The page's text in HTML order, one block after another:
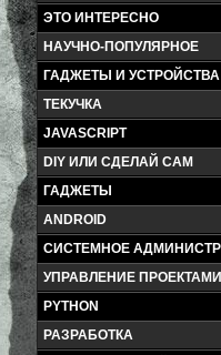
ЭТО ИНТЕРЕСНО
НАУЧНО-ПОПУЛЯРНОЕ
ГАДЖЕТЫ И
ТЕКУЧКА
JAVASCRIPT
DIY ИЛИ СДЕЛАЙ САМ
ГАДЖЕТЫ
ANDROID
СИСТЕМНОЕ
УПРАВЛЕНИЕ ПРОЕКТАМИ
PYTHON
РАЗРАБОТКА